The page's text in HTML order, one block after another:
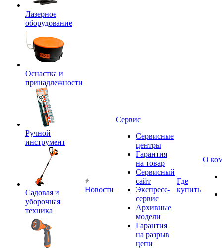
Лазерное
оборудование
Оснастка и
принадлежности
Ручной
инструмент
Садовая и
уборочная
техника
Новости
Сервис
Сервисные
центры
Гарантия
на товар
Сервисный
сайт
Экспресс-
сервис
Архивные
модели
Гарантия
на разрыв
цепи
Где
купить
О